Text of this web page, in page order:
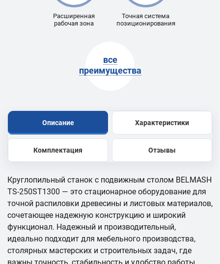
Расширенная
рабочая зона
Точная система
позиционирования
все
преимущества
Описание Характеристики
Комплектация Отзывы
Круглопильный станок с подвижным столом BELMASH
TS-250ST1300 — это стационарное оборудование для
точной распиловки древесины и листовых материалов,
сочетающее надежную конструкцию и широкий
функционал. Надежный и производительный,
идеально подходит для мебельного производства,
столярных мастерских и строительных задач, где